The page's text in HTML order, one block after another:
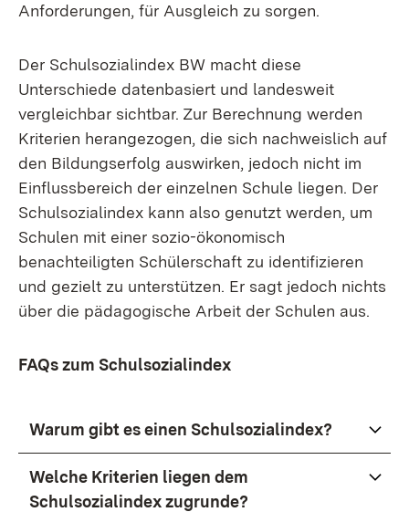
Anforderungen, für Ausgleich zu sorgen.
Der Schulsozialindex BW macht diese
Unterschiede datenbasiert und landesweit
vergleichbar sichtbar. Zur Berechnung werden
Kriterien herangezogen, die sich nachweislich auf
den Bildungserfolg auswirken, jedoch nicht im
Einflussbereich der einzelnen Schule liegen. Der
Schulsozialindex kann also genutzt werden, um
Schulen mit einer sozio-ökonomisch
benachteiligten Schülerschaft zu identifizieren
und gezielt zu unterstützen. Er sagt jedoch nichts
über die pädagogische Arbeit der Schulen aus.
FAQs zum Schulsozialindex
Warum gibt es einen Schulsozialindex?
Welche Kriterien liegen dem
Schulsozialindex zugrunde?